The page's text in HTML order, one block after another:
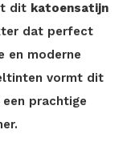
dit katoensatijn
dat perfect
en moderne
vormt dit
een prachtige